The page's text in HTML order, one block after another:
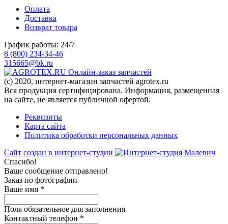
Оплата
Доставка
Возврат товара
График работы: 24/7
8 (800) 234-34-46
315665@bk.ru
Онлайн-заказ запчастей
(c) 2020, интернет-магазин запчастей agrotex.ru
Вся продукция сертифицирована. Информация, размещенная
на сайте, не является публичной офертой.
Реквизиты
Карта сайта
Политика обработки персональных данных
Сайт создан в интернет-студии
Спасибо!
Ваше сообщение отправлено!
Заказ по фотографии
Ваше имя *
Поля обязательное для заполнения
Контактный телефон *